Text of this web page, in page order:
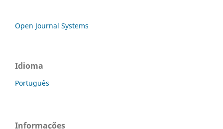
Open Journal Systems
Idioma
Português
Informações